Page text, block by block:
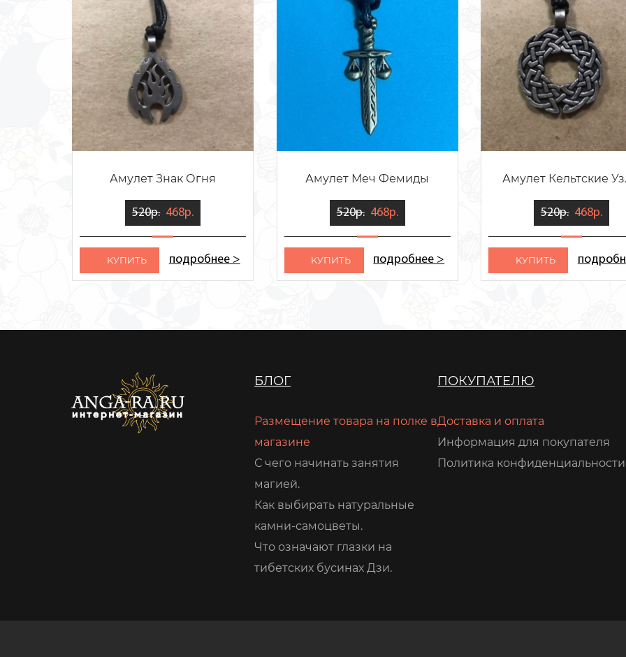
Амулет Знак Огня
520р. 468р.
KУПИТЬ подробнее >
Амулет Меч Фемиды
520р. 468р.
KУПИТЬ подробнее >
Амулет Кельтские
520р. 468р.
KУПИТЬ
БЛОГ
Размещение товара на полке в
магазине
С чего начинать занятия
магией.
Как выбирать натуральные
камни-самоцветы.
Что означают глазки на
тибетских бусинах Дзи.
ПОКУПАТЕЛЮ
Доставка и оплата
Информация для покупателя
Политика конфиденциальности